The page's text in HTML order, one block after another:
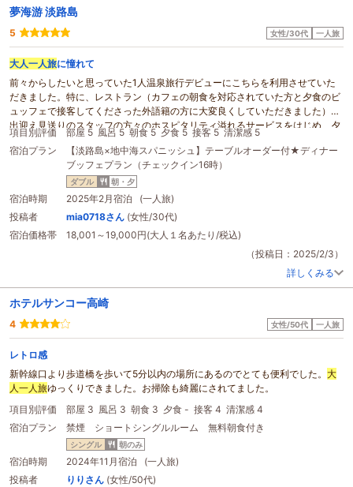
夢海游 淡路島
5 女性/30代 一人旅
大人一人旅に憧れて
前々からしたいと思っていた1人温泉旅行デビューにこちらを利用させていた
だきました。特に、レストラン（カフェの朝食を対応されていた方と夕食のビ
ュッフェで接客してくださった外語籍の方に大変良くしていただきました）や
出迎え見送りのスタッフの方々のホスピタリティ溢れるサービスをはじめ、夕
食の際には“お一人さま“でも気兼ねなく過ごせるような素敵なソファ席を用意
していただき感無量でした。
せっかくだからと予約してみた貸切のお風呂はあいにく体験できませんでした
が、その旨情報共有されていたようで翌日チェックアウト時にご丁寧に謝罪の
言葉を頂戴し、驚きました。最後まで配慮の行き届いたおもてなしの心に触
れ、最高の一人旅を満喫することができました。素敵な思い出をありがとうご
ざいました。またゆっくり遊びに来ます。
項目別評価 部屋 5 風呂 5 朝食 5 夕食 5 接客 5 清潔感 5
宿泊プラン
【淡路島×地中海スパニッシュ】テーブルオーダー付★ディナー
ブッフェプラン（チェックイン16時）
ダブル 朝・夕
宿泊時期
2025年2月宿泊 (一人旅)
投稿者
mia0718さん (女性/30代)
宿泊価格帯
18,001～19,000円(大人１名あたり/税込)
（投稿日：2025/2/3）
詳しくみる
ホテルサンコー高崎
4 女性/50代 一人旅
レトロ感
新幹線口より歩道橋を歩いて5分以内の場所にあるのでとても便利でした。 大
人一人旅ゆっくりできました。お掃除も綺麗にされてました。
項目別評価
部屋 3 風呂 3 朝食 3 夕食 - 接客 4 清潔感 4
宿泊プラン
禁煙 ショートシングルルーム 無料朝食付き
シングル 朝のみ
宿泊時期
2024年11月宿泊 (一人旅)
投稿者
りりさん (女性/50代)